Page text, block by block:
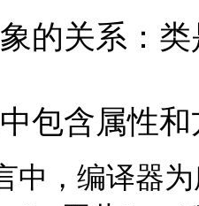
的关系：
包含属性
中，编译器